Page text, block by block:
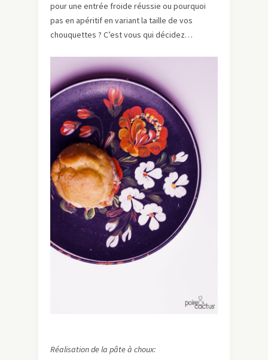
pour une entrée froide réussie ou pourquoi
pas en apéritif en variant la taille de vos
chouquettes ? C’est vous qui décidez…
Réalisation de la pâte à choux: